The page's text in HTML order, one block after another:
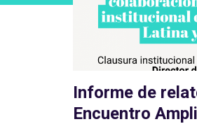
Informe de
Encuentro